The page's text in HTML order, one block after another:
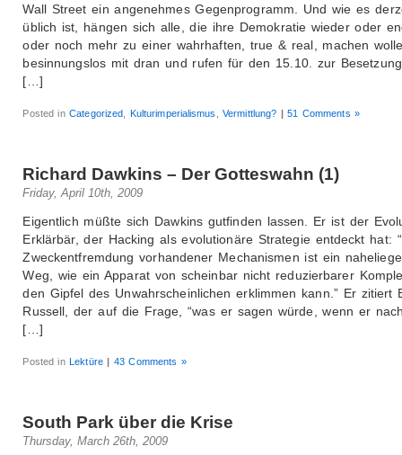
Wall Street ein angenehmes Gegenprogramm. Und wie es
üblich ist, hängen sich alle, die ihre Demokratie wieder oder
oder noch mehr zu einer wahrhaften, true & real, machen
besinnungslos mit dran und rufen für den 15.10. zur
[…]
Posted inCategorized Kulturimperialismus ,Vermittlung? | 51 Comments »
Richard Dawkins – Der Gotteswahn (1)
Friday, April 10th, 2009
Eigentlich müßte sich Dawkins gutfinden lassen. Er ist der
Erklärbär, der Hacking als evolutionäre Strategie entdeckt hat:
Zweckentfremdung vorhandener Mechanismen ist ein
Weg, wie ein Apparat von scheinbar nicht reduzierbarer
den Gipfel des Unwahrscheinlichen erklimmen kann.” Er zitiert
Russell, der auf die Frage, “was er sagen würde, wenn er
[…]
Posted inLektüre | 43 Comments »
South Park über die Krise
Thursday, March 26th, 2009